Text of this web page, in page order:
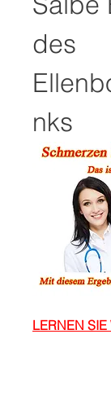
des
nks
LERNEN SIE